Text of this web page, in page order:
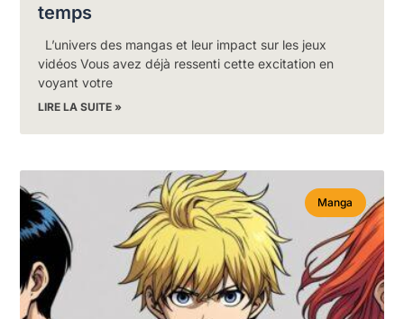
temps
L’univers des mangas et leur impact sur les jeux
vidéos Vous avez déjà ressenti cette excitation en
voyant votre
LIRE LA SUITE »
Manga